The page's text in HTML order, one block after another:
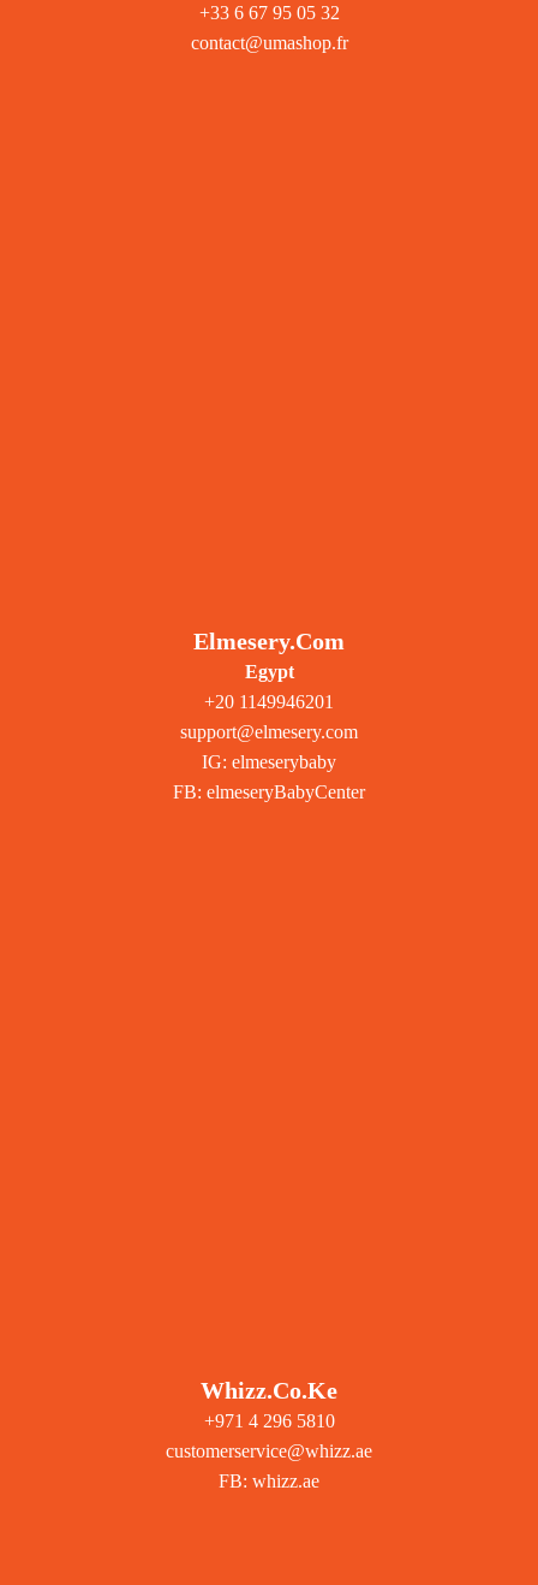
+33 6 67 95 05 32
contact@umashop.fr
Elmesery.com
Egypt
+20 1149946201
support@elmesery.com
IG: elmeserybaby
FB: elmeseryBabyCenter
Whizz.co.ke
+971 4 296 5810
customerservice@whizz.ae
FB: whizz.ae